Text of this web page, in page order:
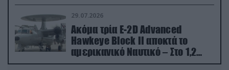
29.07.2026
Ακόμα τρία E-2D Advanced
Hawkeye Block II αποκτά το
αμερικανικό Ναυτικό – Στο 1,2
δισ.δολάρια το κόστος